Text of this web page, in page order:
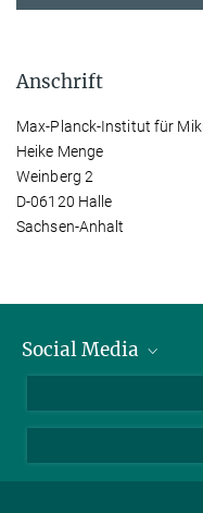
Anschrift
Max-Planck-Institut für
Heike Menge
Weinberg 2
D-06120 Halle
Sachsen-Anhalt
Social Media
YouTube